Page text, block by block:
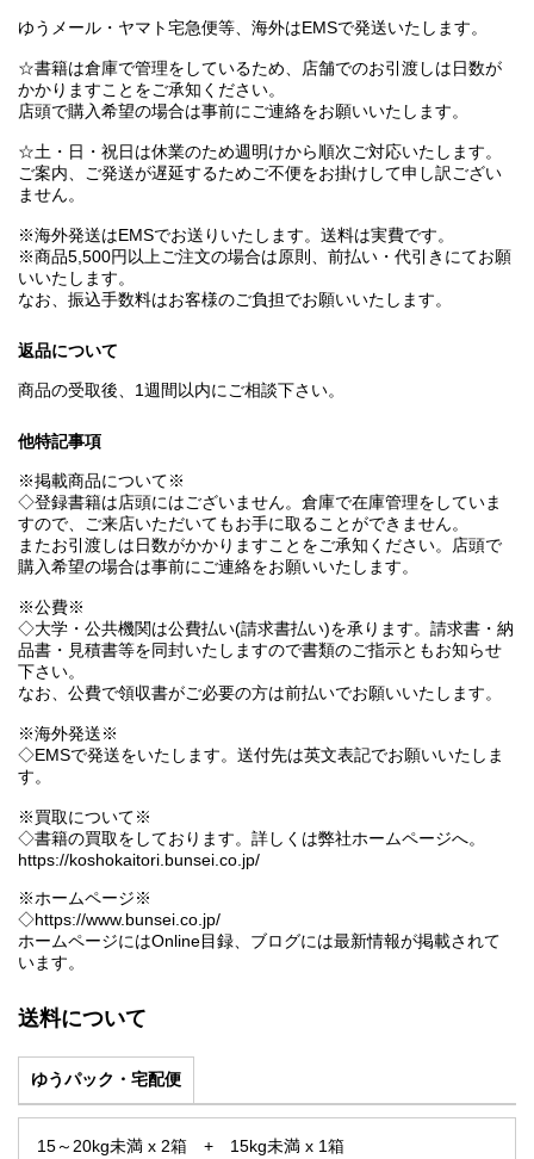
ゆうメール・ヤマト宅急便等、海外はEMSで発送いたします。
☆書籍は倉庫で管理をしているため、店舗でのお引渡しは日数が
かかりますことをご承知ください。
店頭で購入希望の場合は事前にご連絡をお願いいたします。
☆土・日・祝日は休業のため週明けから順次ご対応いたします。
ご案内、ご発送が遅延するためご不便をお掛けして申し訳ござい
ません。
※海外発送はEMSでお送りいたします。送料は実費です。
※商品5,500円以上ご注文の場合は原則、前払い・代引きにてお願
いいたします。
なお、振込手数料はお客様のご負担でお願いいたします。
返品について
商品の受取後、1週間以内にご相談下さい。
他特記事項
※掲載商品について※
◇登録書籍は店頭にはございません。倉庫で在庫管理をしていま
すので、ご来店いただいてもお手に取ることができません。
またお引渡しは日数がかかりますことをご承知ください。店頭で
購入希望の場合は事前にご連絡をお願いいたします。
※公費※
◇大学・公共機関は公費払い(請求書払い)を承ります。請求書・納
品書・見積書等を同封いたしますので書類のご指示ともお知らせ
下さい。
なお、公費で領収書がご必要の方は前払いでお願いいたします。
※海外発送※
◇EMSで発送をいたします。送付先は英文表記でお願いいたしま
す。
※買取について※
◇書籍の買取をしております。詳しくは弊社ホームページへ。
https://koshokaitori.bunsei.co.jp/
※ホームページ※
◇https://www.bunsei.co.jp/
ホームページにはOnline目録、ブログには最新情報が掲載されて
います。
送料について
ゆうパック・宅配便
15～20kg未満 x 2箱 + 15kg未満 x 1箱